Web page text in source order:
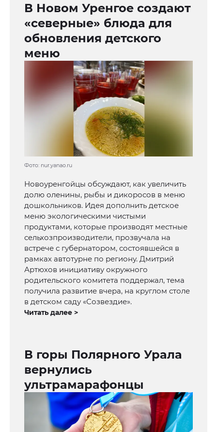
В Новом Уренгое создают
«северные» блюда для
обновления детского
меню
Фото: nur.yanao.ru
Новоуренгойцы обсуждают, как увеличить
долю оленины, рыбы и дикоросов в меню
дошкольников. Идея дополнить детское
меню экологическими чистыми
продуктами, которые производят местные
сельхозпроизводители, прозвучала на
встрече с губернатором, состоявшейся в
рамках автотурне по региону. Дмитрий
Артюхов инициативу окружного
родительского комитета поддержал, тема
получила развитие вчера, на круглом столе
в детском саду «Созвездие».
Читать далее >
В горы Полярного Урала
вернулись
ультрамарафонцы